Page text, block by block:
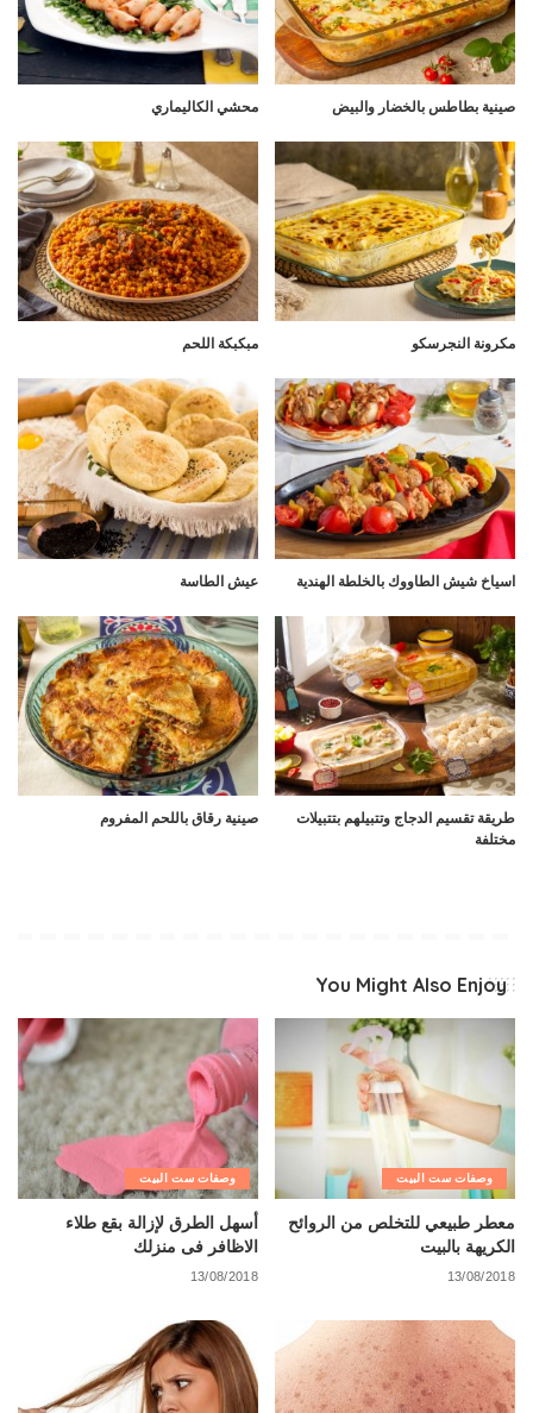
صينية بطاطس بالخضار والبيض محشي الكاليماري
مكرونة النجرسكو مبكبكة اللحم
اسياخ شيش الطاووك بالخلطة الهندية عيش الطاسة
طريقة تقسيم الدجاج وتتبيلهم بتتبيلات
مختلفة
صينية رقاق باللحم المفروم
You Might Also Enjoy
وصفات ست البيت
معطر طبيعي للتخلص من الروائح
الكريهة بالبيت
13/08/2018
وصفات ست البيت
أسهل الطرق لإزالة بقع طلاء
الاظافر فى منزلك
13/08/2018